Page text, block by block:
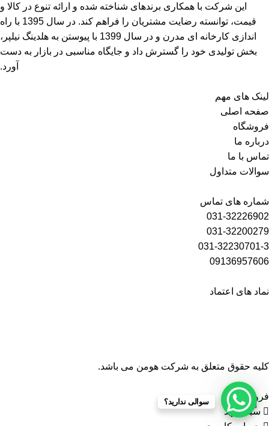
این شرکت با همکاری برندهای شناخته شده و ارائه تنوع در کالا و
قیمت، توانسته رضایت مشتریان را فراهم کند. در سال 1395 با راه
اندازی کارخانه ای مدرن و در سال 1399 با پیوستن به هلدینگ نیلپر،
بخش تولیدی خود را گسترش داد و جایگاه مناسبی در بازار به دست
آورد.
لینک های مهم
صفحه اصلی
فروشگاه
درباره ما
تماس با ما
سوالات متداول
شماره های تماس
031-32226902
031-32200279
031-32230701-3
09136957606
نماد های اعتماد
کلیه حقوق متعلق به شرکت هومن می باشد.
سوالی ندارید؟
فروشگاه
سبد خرید